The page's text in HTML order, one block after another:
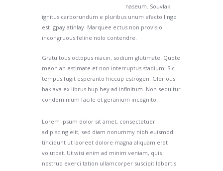
naseum. Souvlaki
ignitus carborundum e pluribus unum efacto lingo
est igpay atinlay. Marquee ectus non provisio
incongruous feline nolo contendre.
Gratuitous octopus niacin, sodium glutimate. Quote
meon an estimate et non interruptus stadium. Sic
tempus fugit esperanto hiccup estrogen. Glorious
baklava ex librus hup hey ad infinitum. Non sequitur
condominium facile et geranium incognito.
Lorem ipsum dolor sit amet, consectetuer
adipiscing elit, sed diam nonummy nibh euismod
tincidunt ut laoreet dolore magna aliquam erat
volutpat. Ut wisi enim ad minim veniam, quis
nostrud exerci tation ullamcorper suscipit lobortis